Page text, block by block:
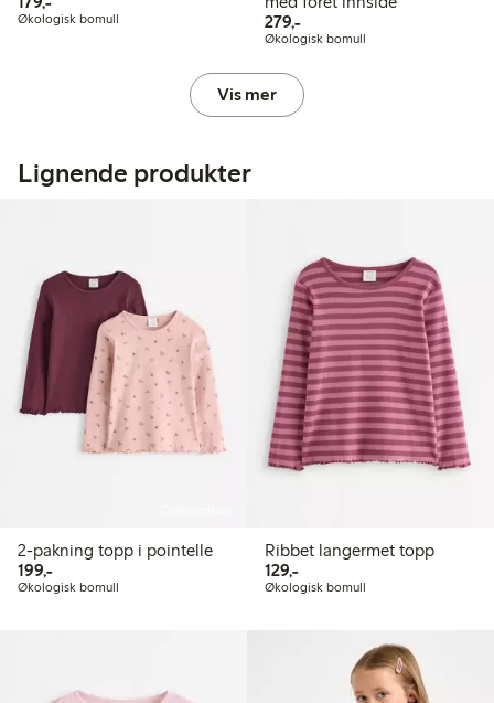
Økologisk bomull
279,-279,00 kr
Økologisk bomull
Vis mer
Lignende produkter
2-pakning topp i pointelle
199,-199,00 kr
Økologisk bomull
Ribbet langermet topp
129,-129,00 kr
Økologisk bomull